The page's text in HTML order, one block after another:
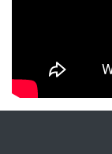
NYXmag 2.